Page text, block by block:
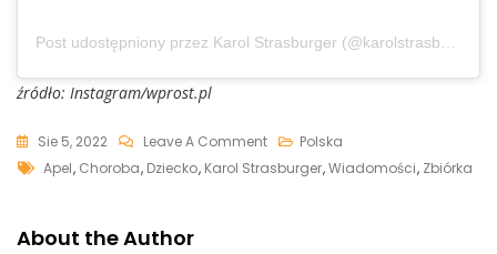
Post udostępniony przez Karol Strasburger (@karolstrasburger.official)
źródło: Instagram/wprost.pl
Sie 5, 2022 Leave A CommentOn
Karol
Polska
Tags
Apel, Choroba, Dziecko, Karol Strasburger,Wiadomości, Zbiórka
About the Author